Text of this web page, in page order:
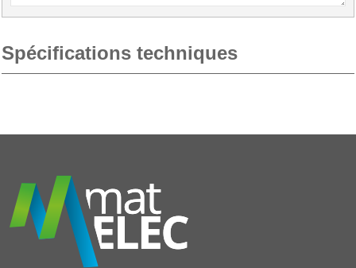
Spécifications techniques